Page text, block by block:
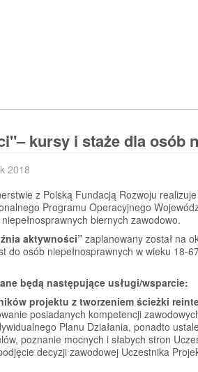
kursy i staże dla osób
2018
z Polską Fundacją Rozwoju
Programu Operacyjnego
biernych zawodowo.
aktywności” zaplanowany został na
do osób niepełnosprawnych w wieku 18-
będą następujące usługi/wsparcie:
projektu z tworzeniem ścieżki
posiadanych kompetencji
Planu Działania, ponadto
poznanie mocnych i słabych stron
decyzji zawodowej Uczestnika